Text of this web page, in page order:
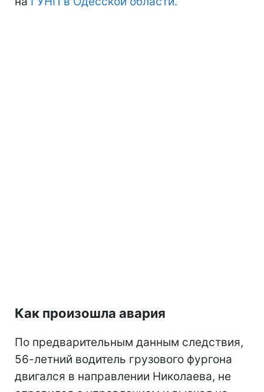
Как произошла авария
По предварительным данным следствия,
56-летний водитель грузового фургона
двигался в направлении Николаева, не